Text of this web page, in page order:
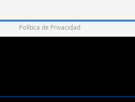
Política de Privacidad